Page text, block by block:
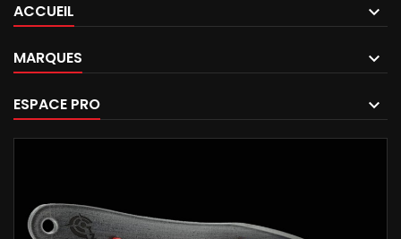
ACCUEIL
MARQUES
ESPACE PRO